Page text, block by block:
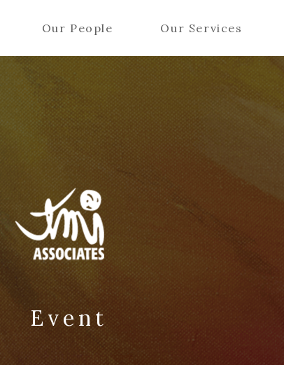
Our People Our Services
Event